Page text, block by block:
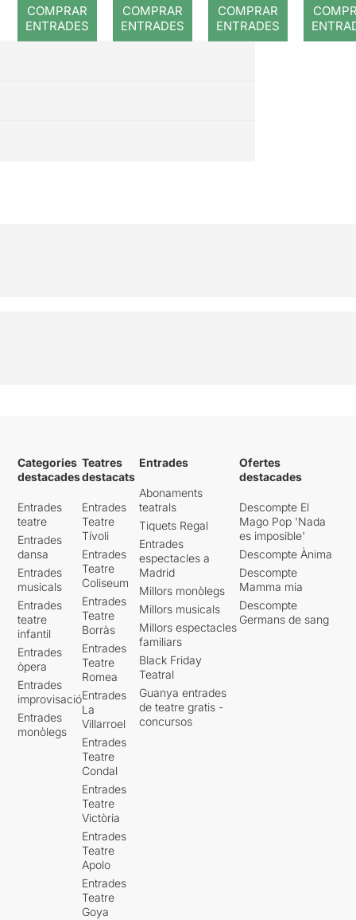
COMPRAR
ENTRADES
COMPRAR
ENTRADES
COMPRAR
ENTRADES
Categories
destacades
Entrades
teatre
Entrades
dansa
Entrades
musicals
Entrades
teatre
infantil
Entrades
òpera
Entrades
improvisació
Entrades
monòlegs
Teatres
destacats
Entrades
Teatre
Tívoli
Entrades
Teatre
Coliseum
Entrades
Teatre
Borràs
Entrades
Teatre
Romea
Entrades
La
Villarroel
Entrades
Teatre
Condal
Entrades
Teatre
Victòria
Entrades
Teatre
Apolo
Entrades
Teatre
Goya
Entrades
Abonaments
teatrals
Tiquets Regal
Entrades
espectacles a
Madrid
Millors monòlegs
Millors musicals
Millors espectacles
familiars
Black Friday
Teatral
Guanya entrades
de teatre gratis -
concursos
Ofertes
destacades
Descompte El
Mago Pop 'Nada
es imposible'
Descompte Ànima
Descompte
Mamma mia
Descompte
Germans de sang